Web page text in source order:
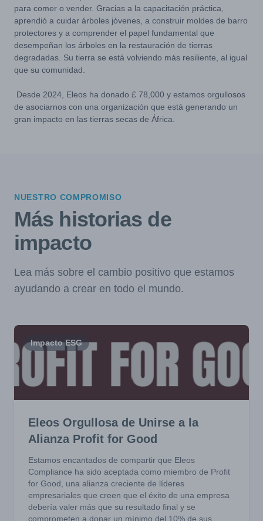
para comer o vender. Gracias a la capacitación práctica,
aprendió a cuidar árboles jóvenes, a construir moldes de barro
protectores y a comprender el papel fundamental que
desempeñan los árboles en la restauración de tierras
degradadas. Su tierra se está volviendo más resiliente, al igual
que su comunidad.
Desde 2024, Eleos ha donado £ 78,000 y estamos orgullosos
de asociarnos con una organización que está generando un
gran impacto en las tierras secas de África.
NUESTRO COMPROMISO
Más historias de
impacto
Lea más sobre el cambio positivo que estamos
ayudando a crear en todo el mundo.
Impacto ESG
Eleos Orgullosa de Unirse a la
Alianza Profit for Good
Estamos encantados de compartir que Eleos
Compliance ha sido aceptada como miembro de Profit
for Good, una alianza creciente de líderes
empresariales que creen que el éxito de una empresa
debería valer más que su resultado final y se
comprometen a donar un mínimo del 10% de sus